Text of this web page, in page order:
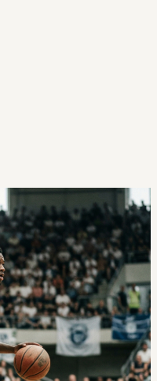
Basketball-
Landungen und
neuromuskuläre